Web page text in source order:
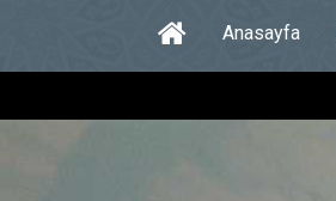
Anasayfa